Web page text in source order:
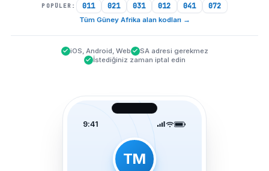
POPÜLER: 011 021 031 012 041 072
Tüm Güney Afrika alan kodları→
iOS, Android, Web
SA adresi gerekmez
İstediğiniz zaman iptal edin
9:41
TM